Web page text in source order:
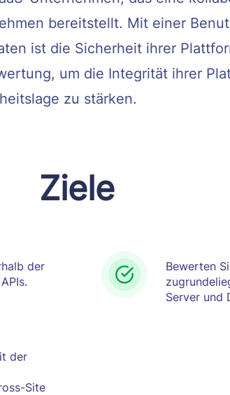
bereitstellt. Mit einer
ist die Sicherheit ihrer
um die Integrität ihrer
zu stärken.
Ziele
der
Bewerten
Server und
der
Site